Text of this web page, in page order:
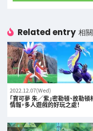
Related entry 相
2022.12.07(Wed)
「寶可夢 朱／紫」密勒頓、故勒頓
情報，多人遊戲的好玩之處！